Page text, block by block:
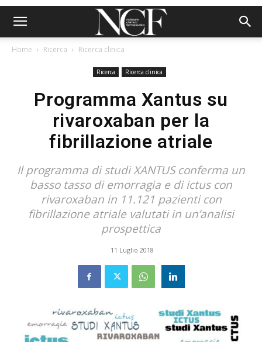
Home Ricerca Ricerca clinica
Ricerca Ricerca clinica
Programma Xantus su
rivaroxaban per la
fibrillazione atriale
Il programma di studi XANTUS conferma un
basso tasso di emorragia e di ictus con
rivaroxaban in 11.121 pazienti con
fibrillazione atriale valutati in un’analisi
prospettica
11 Luglio 2018